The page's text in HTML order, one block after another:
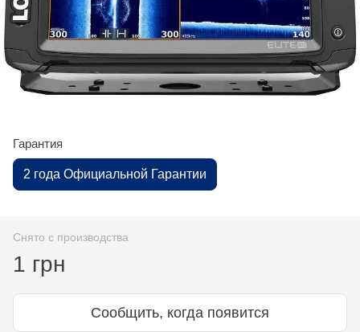
Гарантия
2 года Официальной Гарантии
Снято с производства
1 грн
Сообщить, когда появится